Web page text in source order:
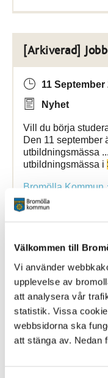
Välkommen till
Vi använder
upplevelse av
att analysera vår
statistik. Vissa
webbsidorna ska
att stänga av. Nedan
[Arkiverad]
11 September
Nyhet
Vill du börja
Den 11 september
utbildningsmässa
utbildningsmässa i
Bromölla Kommun
[Arkiverad]
28 March 2025
Nyhet
Välkomna till
den 27 februari